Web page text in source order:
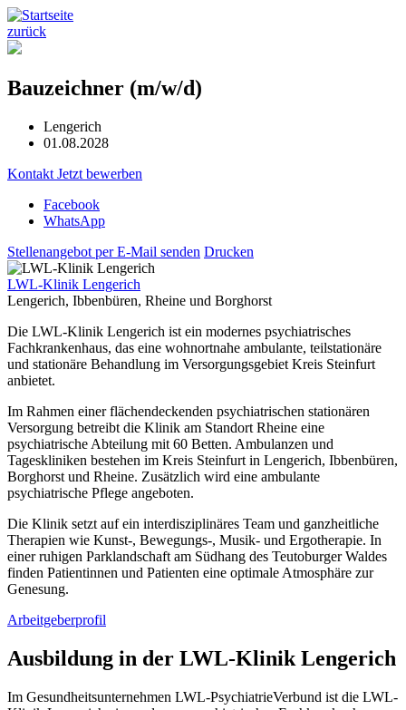
zurück
Bauzeichner (m/w/d)
Lengerich
01.08.2028
Kontakt Jetzt bewerben
Facebook
WhatsApp
Stellenangebot per E-Mail senden Drucken
LWL-Klinik Lengerich
Lengerich, Ibbenbüren, Rheine und Borghorst
Die LWL-Klinik Lengerich ist ein modernes psychiatrisches
Fachkrankenhaus, das eine wohnortnahe ambulante, teilstationäre
und stationäre Behandlung im Versorgungsgebiet Kreis Steinfurt
anbietet.
Im Rahmen einer flächendeckenden psychiatrischen stationären
Versorgung betreibt die Klinik am Standort Rheine eine
psychiatrische Abteilung mit 60 Betten. Ambulanzen und
Tageskliniken bestehen im Kreis Steinfurt in Lengerich, Ibbenbüren,
Borghorst und Rheine. Zusätzlich wird eine ambulante
psychiatrische Pflege angeboten.
Die Klinik setzt auf ein interdisziplinäres Team und ganzheitliche
Therapien wie Kunst-, Bewegungs-, Musik- und Ergotherapie. In
einer ruhigen Parklandschaft am Südhang des Teutoburger Waldes
finden Patientinnen und Patienten eine optimale Atmosphäre zur
Genesung.
Arbeitgeberprofil
Ausbildung in der LWL-Klinik Lengerich
Im Gesundheitsunternehmen LWL-PsychiatrieVerbund ist die LWL-